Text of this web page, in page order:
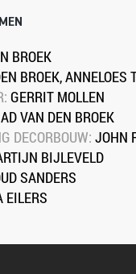
BROEK
BROEK, ANNELOES
GERRIT MOLLEN
AD VAN DEN BROEK
DECORBOUW: JOHN
BIJLEVELD
SANDERS
EILERS